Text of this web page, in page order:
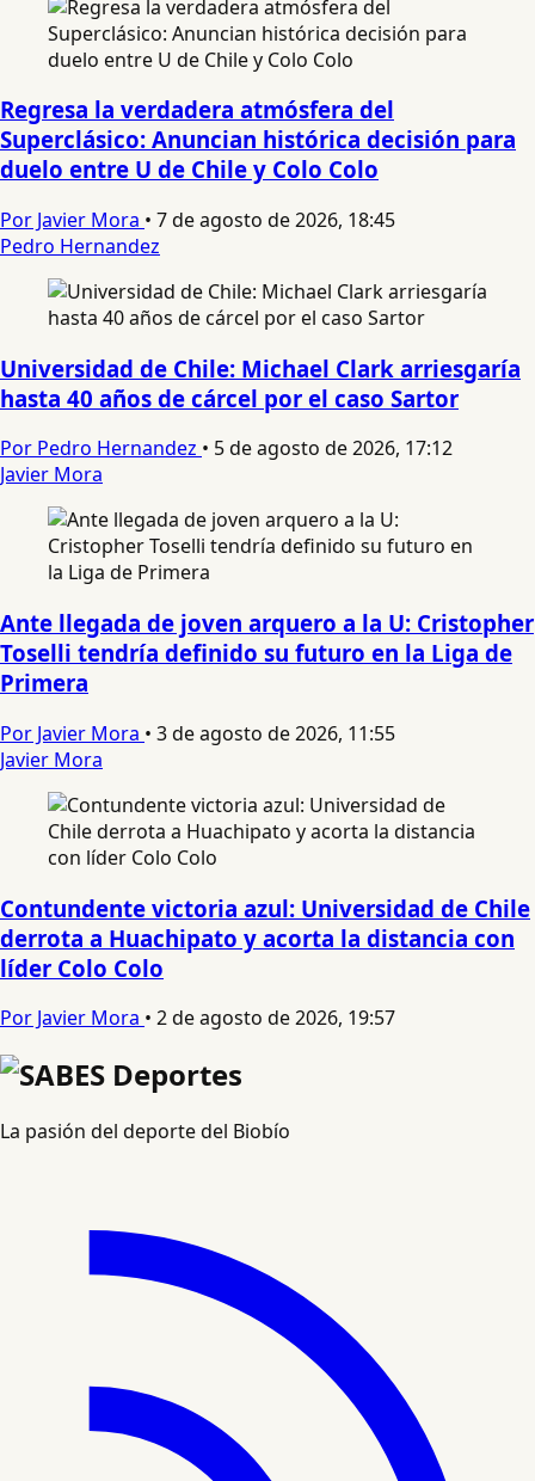
Regresa la verdadera atmósfera del
Superclásico: Anuncian histórica decisión para
duelo entre U de Chile y Colo Colo
Por Javier Mora • 7 de agosto de 2026, 18:45
Pedro Hernandez
Universidad de Chile: Michael Clark arriesgaría
hasta 40 años de cárcel por el caso Sartor
Por Pedro Hernandez • 5 de agosto de 2026, 17:12
Javier Mora
Ante llegada de joven arquero a la U: Cristopher
Toselli tendría definido su futuro en la Liga de
Primera
Por Javier Mora • 3 de agosto de 2026, 11:55
Javier Mora
Contundente victoria azul: Universidad de Chile
derrota a Huachipato y acorta la distancia con
líder Colo Colo
Por Javier Mora • 2 de agosto de 2026, 19:57
La pasión del deporte del Biobío